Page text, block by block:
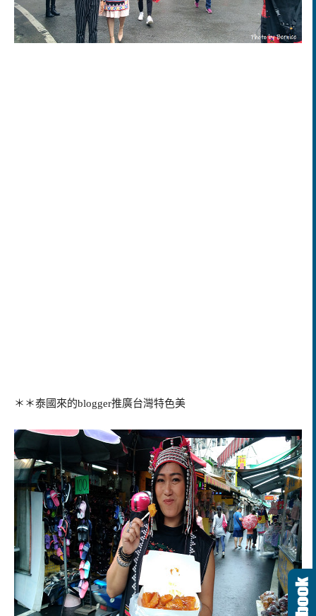
＊＊泰國來的blogger推廣台灣特色美